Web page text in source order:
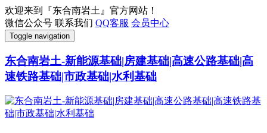
欢迎来到『东合南岩土』官方网站！
微信公众号 联系我们 QQ客服 会员中心
Toggle navigation
东合南岩土-新能源基础|房建基础|高速公路基础|高
速铁路基础|市政基础|水利基础